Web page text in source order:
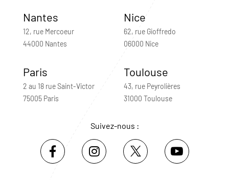
Nantes
12, rue Mercoeur
44000 Nantes
Nice
62, rue Gioffredo
06000 Nice
Paris
2 au 18 rue Saint-Victor
75005 Paris
Toulouse
43, rue Peyrolières
31000 Toulouse
Suivez-nous :